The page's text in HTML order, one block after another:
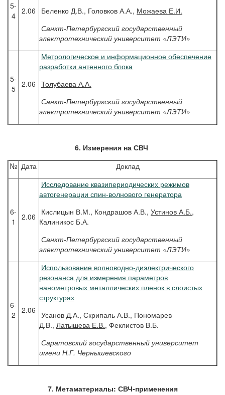
5-
4
2.06
Беленко Д.В., Головков А.А., Можаева Е.И.
Санкт-Петербургский государственный
электротехнический университет «ЛЭТИ»
5-
5
2.06
Метрологическое и информационное обеспечение
разработки антенного блока
Толубаева А.А.
Санкт-Петербургский государственный
электротехнический университет «ЛЭТИ»
6. Измерения на СВЧ
№ Дата Доклад
6-
1
2.06
Исследование квазипериодических режимов
автогенерации спин-волнового генератора
Кислицын В.М., Кондрашов А.В., Устинов А.Б.,
Калиникос Б.А.
Санкт-Петербургский государственный
электротехнический университет «ЛЭТИ»
6-
2
2.06
Использование волноводно-диэлектрического
резонанса для измерения параметров
нанометровых металлических пленок в слоистых
структурах
Усанов Д.А., Скрипаль А.В., Пономарев
Д.В., Латышева Е.В., Феклистов В.Б.
Саратовский государственный университет
имени Н.Г. Чернышевского
7. Метаматериалы: СВЧ-применения